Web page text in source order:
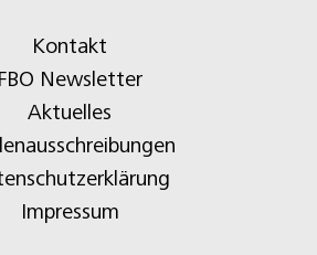
Kontakt
FBO Newsletter
Aktuelles
Impressum